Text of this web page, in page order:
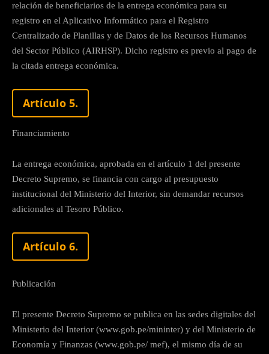
relación de beneficiarios de la entrega económica para su
registro en el Aplicativo Informático para el Registro
Centralizado de Planillas y de Datos de los Recursos Humanos
del Sector Público (AIRHSP). Dicho registro es previo al pago de
la citada entrega económica.
Artículo 5.
Financiamiento
La entrega económica, aprobada en el artículo 1 del presente
Decreto Supremo, se financia con cargo al presupuesto
institucional del Ministerio del Interior, sin demandar recursos
adicionales al Tesoro Público.
Artículo 6.
Publicación
El presente Decreto Supremo se publica en las sedes digitales del
Ministerio del Interior (www.gob.pe/mininter) y del Ministerio de
Economía y Finanzas (www.gob.pe/ mef), el mismo día de su